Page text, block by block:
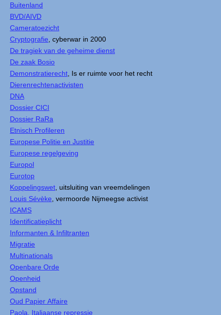
Buitenland
BVD/AIVD
Cameratoezicht
Cryptografie , cyberwar in 2000
De tragiek van de geheime dienst
De zaak Bosio
Demonstratierecht , Is er ruimte voor het recht
Dierenrechtenactivisten
DNA
Dossier CICI
Dossier RaRa
Etnisch Profileren
Europese Politie en Justitie
Europese regelgeving
Europol
Eurotop
Koppelingswet , uitsluiting van vreemdelingen
Louis Sévèke , vermoorde Nijmeegse activist
ICAMS
Identificatieplicht
Informanten & Infiltranten
Migratie
Multinationals
Openbare Orde
Openheid
Opstand
Oud Papier Affaire
Paola, Italiaanse repressie